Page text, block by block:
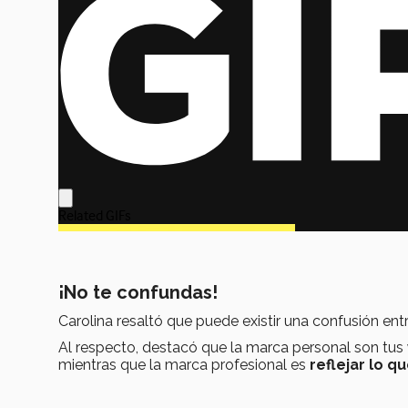
¡No te confundas!
Carolina resaltó que puede existir una confusión
Al respecto, destacó que la marca personal son tus
mientras que la marca profesional es reflejar lo